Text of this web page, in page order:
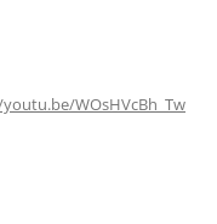
WOsHVcBh_Tw